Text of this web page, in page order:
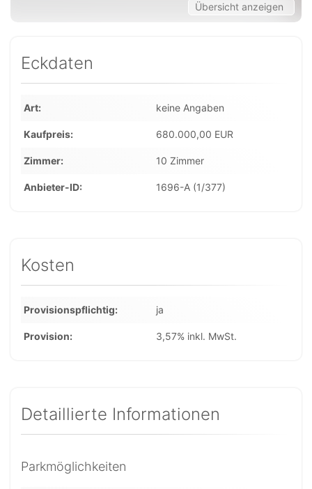
Übersicht anzeigen
Eckdaten
Art keine Angaben
Kaufpreis 680.000,00 EUR
Zimmer 10 Zimmer
Anbieter-ID 1696-A (1/377)
Kosten
Provisionspflichtig ja
Provision 3,57% inkl. MwSt.
Detaillierte Informationen
Parkmöglichkeiten